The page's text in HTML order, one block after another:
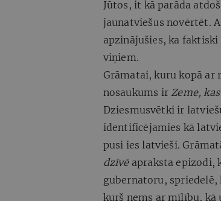
Jūtos, it kā parāda
jaunatviešus novērtēt.
apzinājušies, ka
viņiem.
Grāmatai, kuru kopā
nosaukums ir Zeme,
Dziesmusvētki ir
identificējamies kā
pusi ies latvieši.
dzīvēapraksta epizodi,
gubernatoru,
kurš ņems ar mīlību, kā